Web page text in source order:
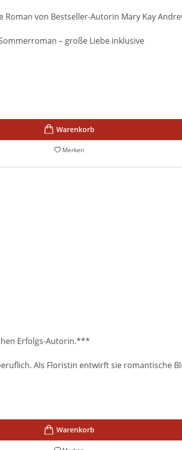
Roman von Bestseller-Autorin Mary Kay
– große Liebe inklusive
Merken
Erfolgs-Autorin.***
Als Floristin entwirft sie romantische